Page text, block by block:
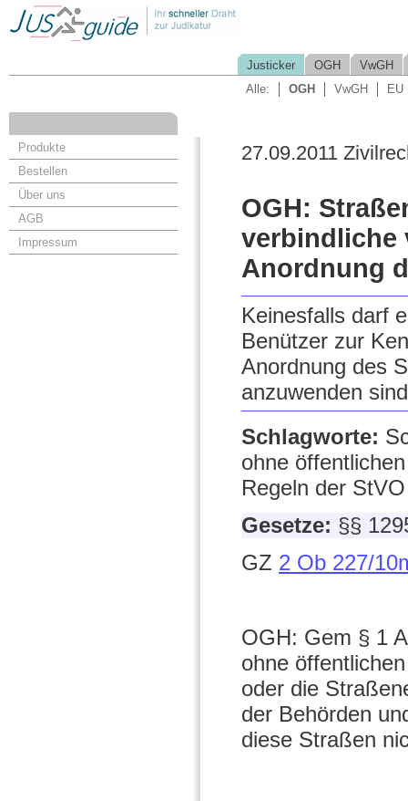
Justicker OGH
VwGH
Alle:
OGH VwGH EU
Produkte
Bestellen
Über uns
AGB
Impressum
27.09.2011
OGH:
verbindliche
Anordnung
Keinesfalls darf
Benützer zur
Anordnung des
anzuwenden sind
Schlagworte:
ohne
Regeln der
Gesetze: §§
GZ 2 Ob 227/
OGH: Gem § 1
ohne
oder die
der Behörden
diese Straßen